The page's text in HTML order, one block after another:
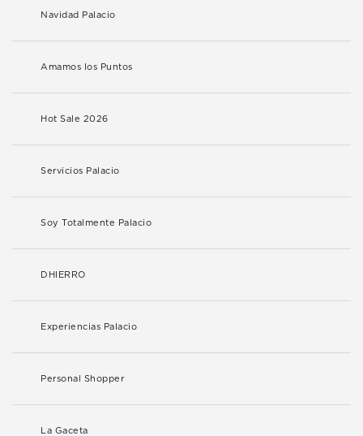
Navidad Palacio
Amamos los Puntos
Hot Sale 2026
Servicios Palacio
Soy Totalmente Palacio
DHIERRO
Experiencias Palacio
Personal Shopper
La Gaceta